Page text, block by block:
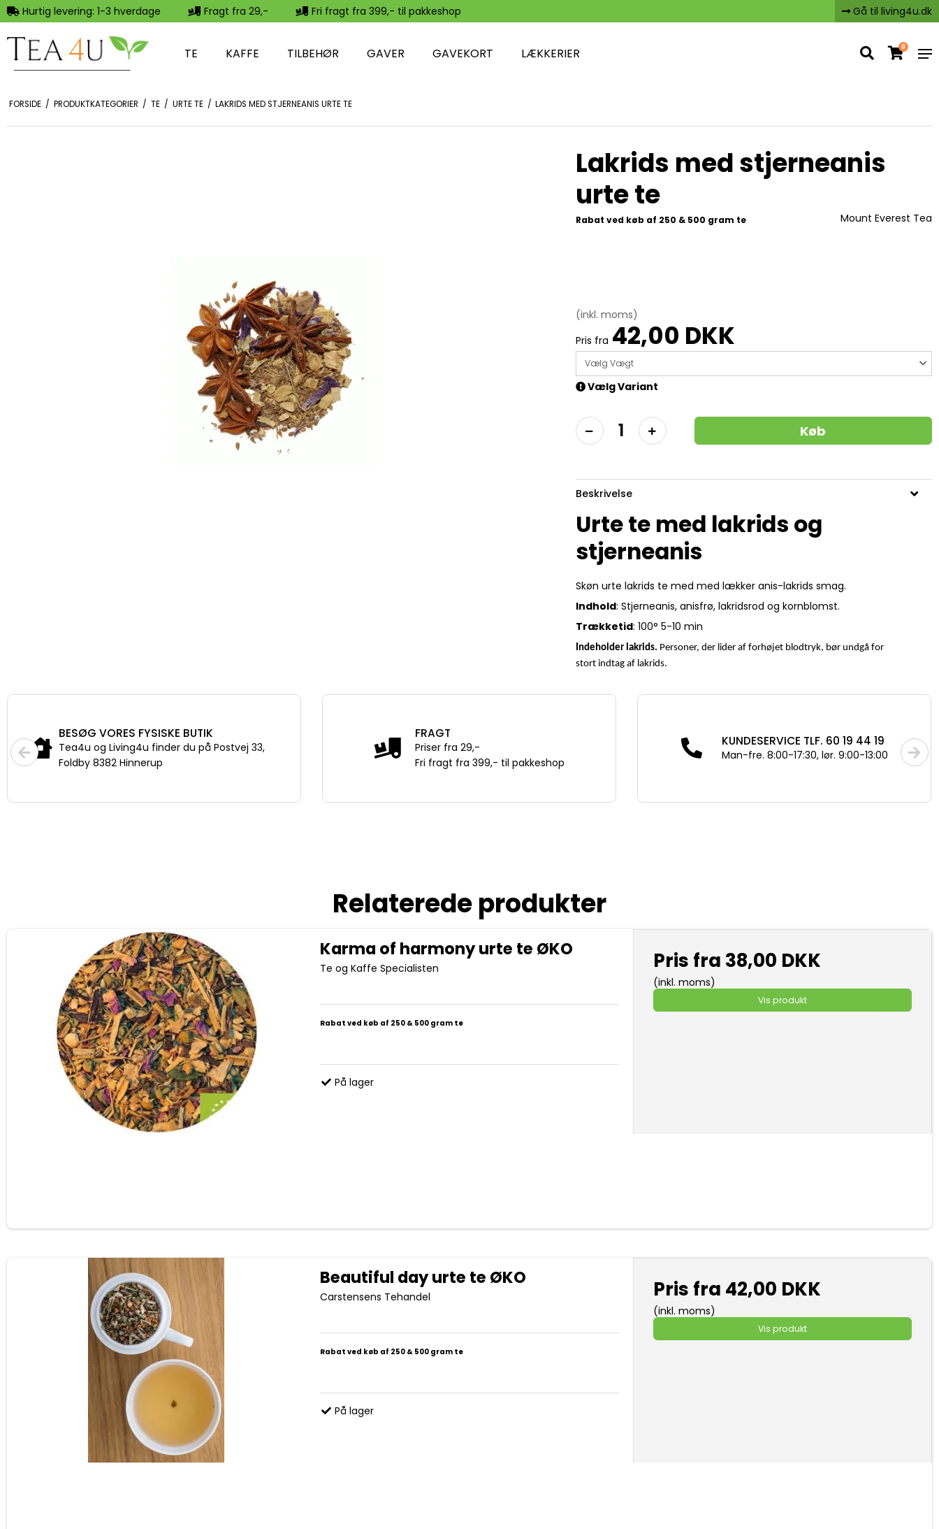
Hurtig levering: 1-3 hverdage Fragt fra 29,- Fri fragt fra 399,- til pakkeshop Gå til living4u.dk
TE KAFFE TILBEHØR GAVER GAVEKORT LÆKKERIER 0
FORSIDE / PRODUKTKATEGORIER / TE / URTE TE / LAKRIDS MED STJERNEANIS URTE TE
Lakrids med stjerneanis
urte te
Rabat ved køb af 250 & 500 gram te Mount Everest Tea
(inkl. moms)
Pris fra 42,00 DKK
Vælg Vægt
Vælg Variant
Køb
Beskrivelse
Urte te med lakrids og
stjerneanis
Skøn urte lakrids te med med lækker anis-lakrids smag.
Indhold: Stjerneanis, anisfrø, lakridsrod og kornblomst.
Trækketid: 100° 5-10 min
Indeholder lakrids. Personer, der lider af forhøjet blodtryk, bør undgå for
stort indtag af lakrids.
BESØG VORES FYSISKE BUTIK
Tea4u og Living4u finder du på Postvej 33,
Foldby 8382 Hinnerup
FRAGT
Priser fra 29,-
Fri fragt fra 399,- til pakkeshop
KUNDESERVICE TLF. 60 19 44 19
Man-fre. 8:00-17:30, lør. 9:00-13:00
Relaterede produkter
Karma of harmony urte te ØKO
Te og Kaffe Specialisten
Rabat ved køb af 250 & 500 gram te
På lager
Pris fra 38,00 DKK
(inkl. moms)
Vis produkt
Beautiful day urte te ØKO
Carstensens Tehandel
Rabat ved køb af 250 & 500 gram te
På lager
Pris fra 42,00 DKK
(inkl. moms)
Vis produkt